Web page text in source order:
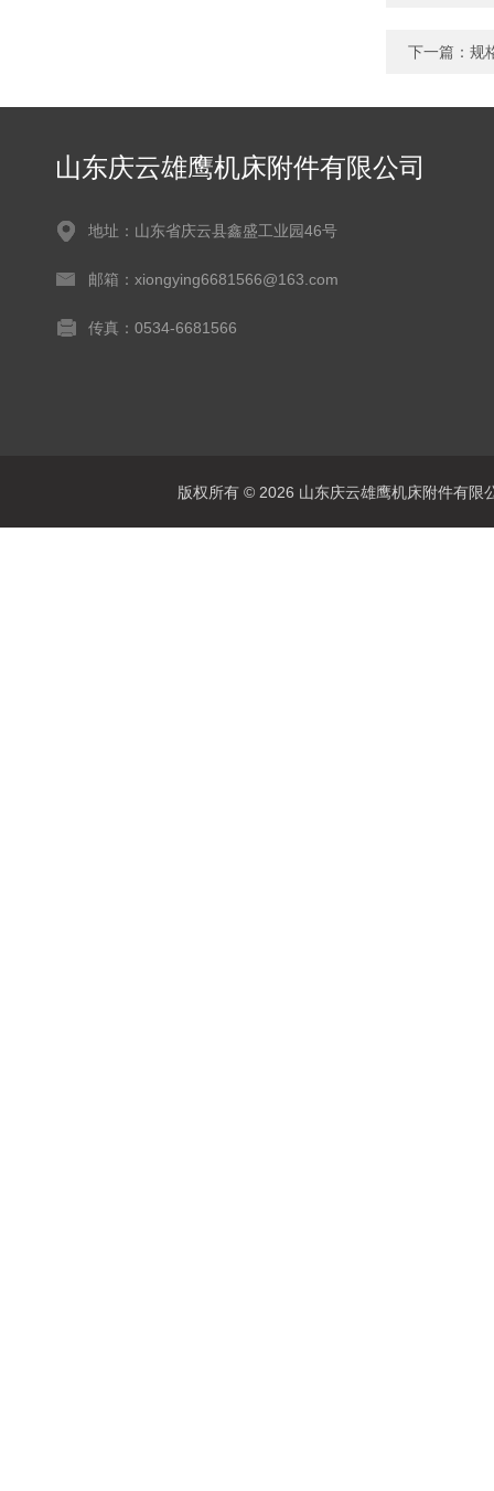
下一篇： 规
山东庆云雄鹰机床附件有限公司
地址：山东省庆云县鑫盛工业园46号
邮箱：xiongying6681566@163.com
传真：0534-6681566
版权所有 © 2026 山东庆云雄鹰机床附件有